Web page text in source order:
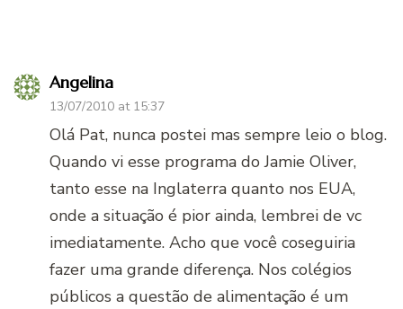
Angelina
13/07/2010 at 15:37
Olá Pat, nunca postei mas sempre leio o blog.
Quando vi esse programa do Jamie Oliver,
tanto esse na Inglaterra quanto nos EUA,
onde a situação é pior ainda, lembrei de vc
imediatamente. Acho que você coseguiria
fazer uma grande diferença. Nos colégios
públicos a questão de alimentação é um